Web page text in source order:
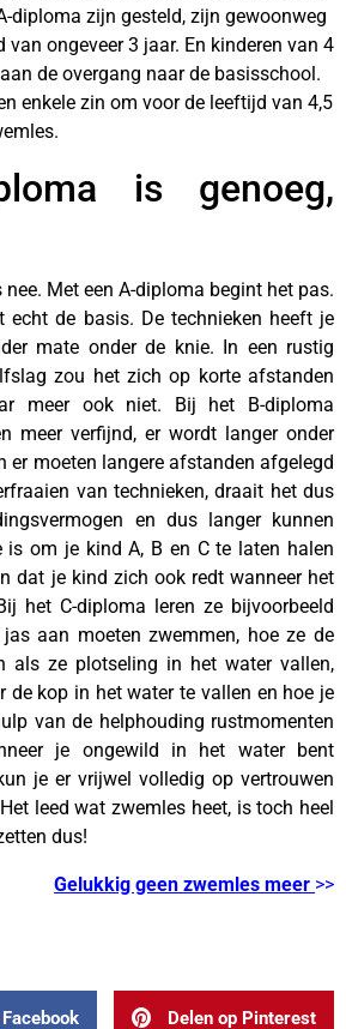
diploma zijn gesteld, zijn gewoonweg
van ongeveer 3 jaar. En kinderen van 4
de overgang naar de basisschool.
enkele zin om voor de leeftijd van 4,5
is genoeg,
nee. Met een A-diploma begint het pas.
echt de basis. De technieken heeft je
mate onder de knie. In een rustig
zou het zich op korte afstanden
meer ook niet. Bij het B-diploma
meer verfijnd, er wordt langer onder
er moeten langere afstanden afgelegd
van technieken, draait het dus
en dus langer kunnen
is om je kind A, B en C te laten halen
dat je kind zich ook redt wanneer het
het C-diploma leren ze bijvoorbeeld
aan moeten zwemmen, hoe ze de
als ze plotseling in het water vallen,
de kop in het water te vallen en hoe je
van de helphouding rustmomenten
je ongewild in het water bent
je er vrijwel volledig op vertrouwen
leed wat zwemles heet, is toch heel
dus!
Gelukkig geen zwemles meer >>
Delen op Pinterest